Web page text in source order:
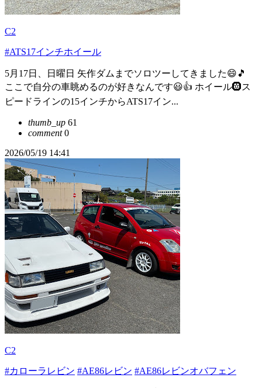
C2
#ATS17インチホイール
5月17日、日曜日 矢作ダムまでソロツーしてきました😄🎵
ここで自分の車眺めるのが好きなんです😃👍 ホイール🛞ス
ピードラインの15インチからATS17イン...
thumb_up 61
comment0
2026/05/19 14:41
C2
#カローラレビン #AE86レビン #AE86レビンオバフェン